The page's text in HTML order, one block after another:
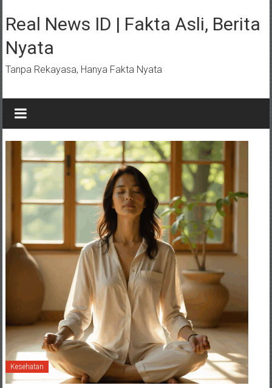
ke
konten
Real News ID | Fakta Asli, Berita
Nyata
Tanpa Rekayasa, Hanya Fakta Nyata
Kesehatan